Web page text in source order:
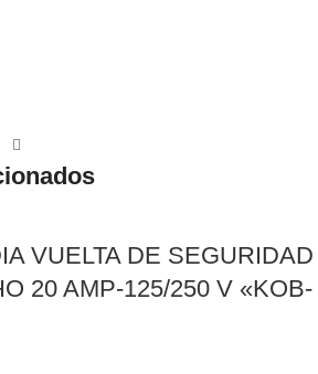
VUELTA DE SEGURIDAD
20 AMP-125/250 V «KOB-